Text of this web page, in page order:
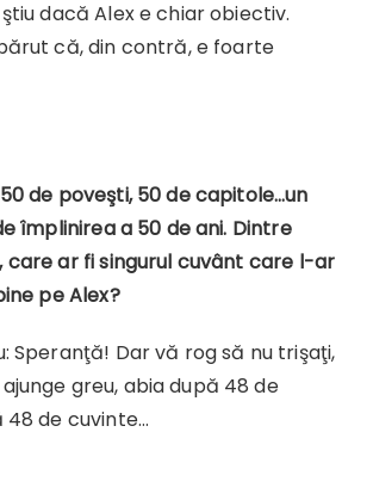
dacă Alex e chiar obiectiv.
că, din contră, e foarte
de poveşti, 50 de capitole…un
împlinirea a 50 de ani. Dintre
ar fi singurul cuvânt care l-ar
pe Alex?
Speranţă! Dar vă rog să nu trişaţi,
greu, abia după 48 de
de cuvinte…